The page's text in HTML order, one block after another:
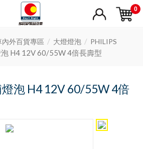
0
內外百貨專區 大燈燈泡 PHILIPS
H4 12V 60/55W 4倍長壽型
泡 H4 12V 60/55W 4倍